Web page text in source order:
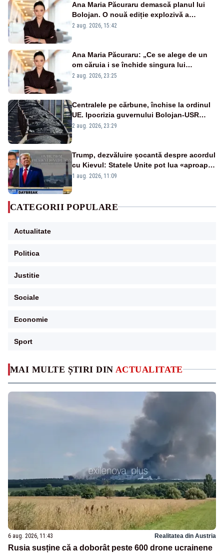
MAI MULTE ȘTIRI DIN ACTUALITATE
6 aug. 2026, 11:43 Realitatea din Austria
Rusia susține că a doborât peste 600 drone ucrainene
Ana Maria Păcuraru demască planul lui
Bolojan. O nouă ediție explozivă a
emisiunii „Miza Zilei” la Realitatea PLUS
2 aug. 2026, 15:42
Ana Maria Păcuraru: „Ce se alege de un
om căruia i se închide singura lui
portiță?”
2 aug. 2026, 23:25
Centralele pe cărbune, închise la ordinul
UE. Ipocrizia guvernului Bolojan-USR
după starea de alertă
2 aug. 2026, 23:29
Trump, dezvăluire șocantă despre acordul
cu Kievul: Statele Unite pot lua «aproape
tot ce vor» din minele Ucrainei”
1 aug. 2026, 11:09
CATEGORII POPULARE
Actualitate
Politica
Justitie
Sociale
Economie
Sport